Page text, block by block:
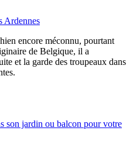
Ardennes
encore méconnu, pourtant
de Belgique, il a
et la garde des troupeaux dans
son jardin ou balcon pour votre